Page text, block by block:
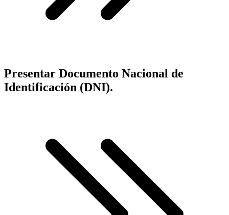
Presentar Documento Nacional de
Identificación (DNI).